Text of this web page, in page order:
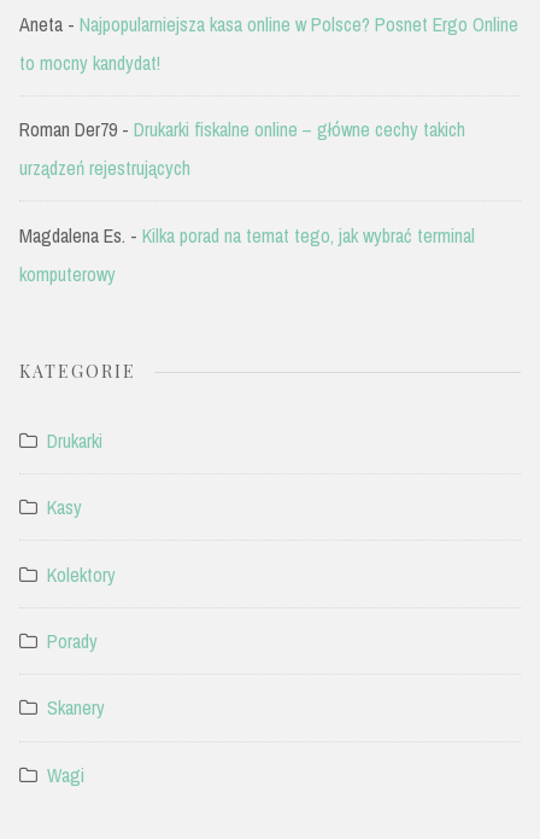
Aneta - Najpopularniejsza kasa online w Polsce? Posnet Ergo Online
to mocny kandydat!
Roman Der79 - Drukarki fiskalne online – główne cechy takich
urządzeń rejestrujących
Magdalena Es. - Kilka porad na temat tego, jak wybrać terminal
komputerowy
KATEGORIE
Drukarki
Kasy
Kolektory
Porady
Skanery
Wagi